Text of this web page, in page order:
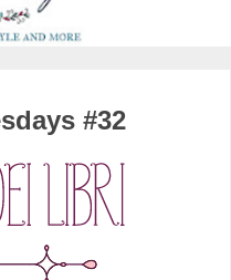
#32